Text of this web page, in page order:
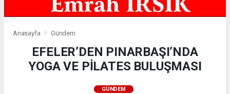
Anasayfa Gündem
EFELER’DEN PINARBAŞI’NDA
YOGA VE PİLATES BULUŞMASI
GÜNDEM